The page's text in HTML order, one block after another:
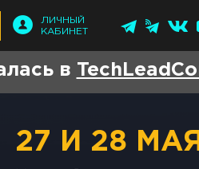
ЛИЧНЫЙ
КАБИНЕТ
в
27 И 28 МАЯ